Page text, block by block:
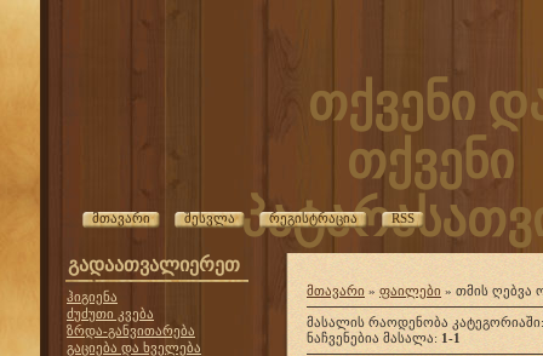
თქვენი
თქვენი
მთავარი შესვლა რეგისტრაცია RSS
გადაათვალიერეთ
ჰიგიენა
ძუძუთი კვება
ზრდა-განვითარება
გაციება და ხველება
მთავარი » ფაილები » თმის ღებვა
მასალის რაოდენობა კატეგორიაში
ნაჩვენებია მასალა: 1-1